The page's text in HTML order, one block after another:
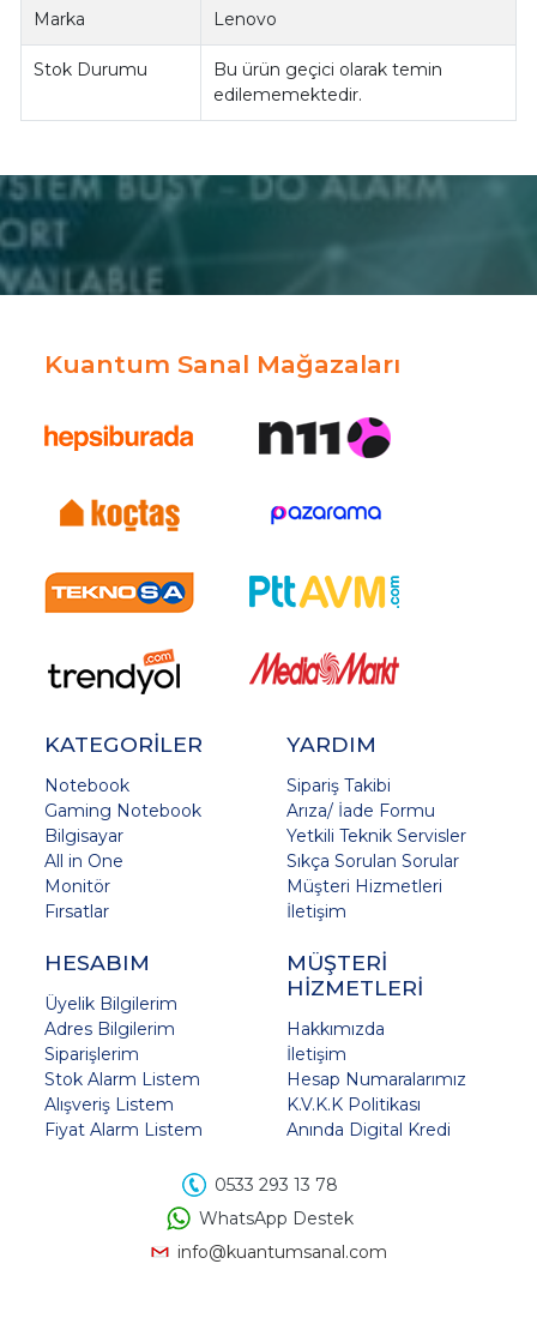
Marka Lenovo
Stok Durumu
Bu ürün geçici olarak temin
edilememektedir.
Kuantum Sanal Mağazaları
KATEGORİLER
Notebook
Gaming Notebook
Bilgisayar
All in One
Monitör
Fırsatlar
YARDIM
Sipariş Takibi
Arıza/ İade Formu
Yetkili Teknik Servisler
Sıkça Sorulan Sorular
Müşteri Hizmetleri
İletişim
HESABIM
Üyelik Bilgilerim
Adres Bilgilerim
Siparişlerim
Stok Alarm Listem
Alışveriş Listem
Fiyat Alarm Listem
MÜŞTERİ
HİZMETLERİ
Hakkımızda
İletişim
Hesap Numaralarımız
K.V.K.K Politikası
Anında Digital Kredi
0533 293 13 78
WhatsApp Destek
info@kuantumsanal.com